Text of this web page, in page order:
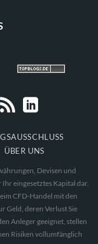
ÜBER UNS
Devisen und
eingesetztes Kapital dar.
CFD-Handel mit den
Geld, deren Verlust Sie
Anleger geeignet, stellen
Risiken vollumfänglich